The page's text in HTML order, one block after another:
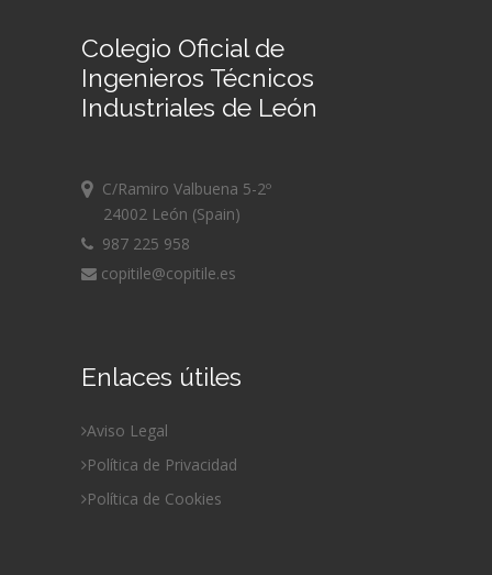
Colegio Oficial de
Ingenieros Técnicos
Industriales de León
C/Ramiro Valbuena 5-2º
24002 León (Spain)
987 225 958
copitile@copitile.es
Enlaces útiles
Aviso Legal
Política de Privacidad
Política de Cookies